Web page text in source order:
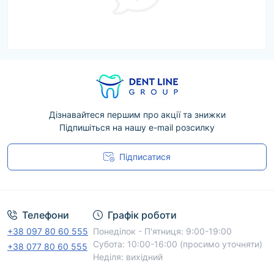
Дізнавайтеся першим про акції та знижки
Підпишіться на нашу e-mail розсилку
Підписатися
Телефони
+38 097 80 60 555
+38 077 80 60 555
Графік роботи
Понеділок - П'ятниця: 9:00-19:00
Субота: 10:00-16:00 (просимо уточняти)
Неділя: вихідний